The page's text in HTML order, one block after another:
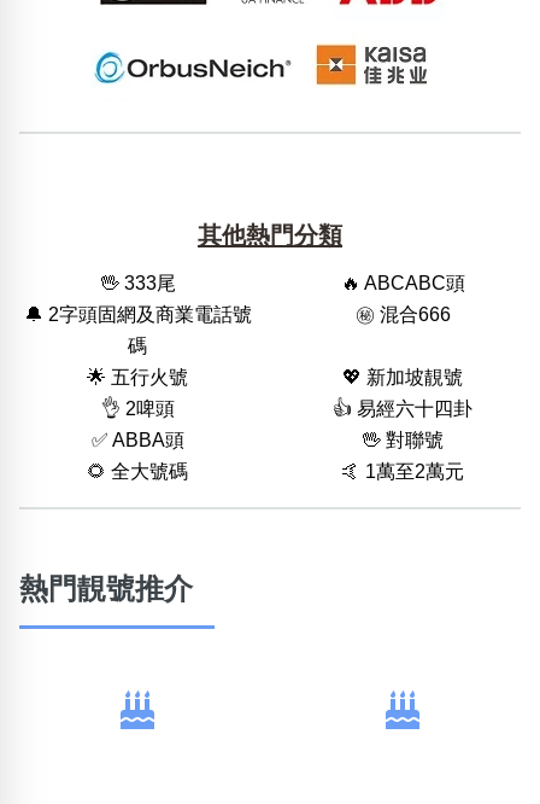
其他熱門分類
🖖 333尾
🔥 ABCABC頭
🔔 2字頭固網及商業電話號
碼
㊙️ 混合666
🌟 五行火號
💖 新加坡靚號
👌 2啤頭
👍 易經六十四卦
✅ ABBA頭
🖖 對聯號
🌻 全大號碼
🤙 1萬至2萬元
熱門靚號推介